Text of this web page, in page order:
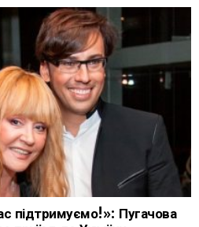
підтримуємо!»: Пугачова